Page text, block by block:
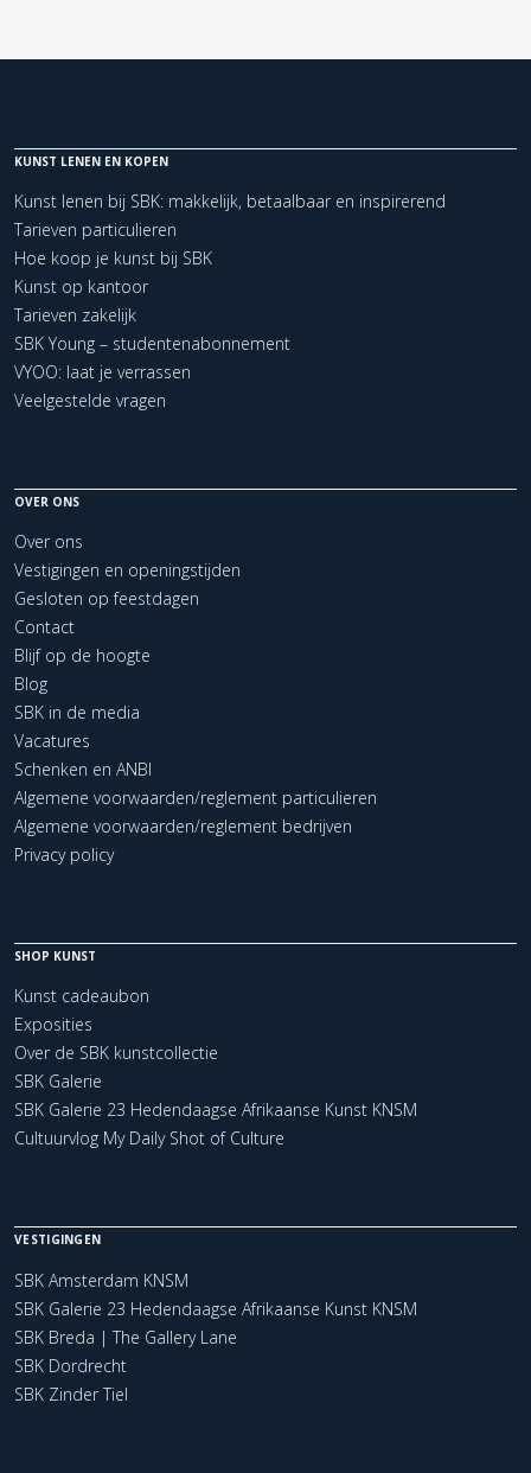
KUNST LENEN EN KOPEN
Kunst lenen bij SBK: makkelijk, betaalbaar en inspirerend
Tarieven particulieren
Hoe koop je kunst bij SBK
Kunst op kantoor
Tarieven zakelijk
SBK Young – studentenabonnement
VYOO: laat je verrassen
Veelgestelde vragen
OVER ONS
Over ons
Vestigingen en openingstijden
Gesloten op feestdagen
Contact
Blijf op de hoogte
Blog
SBK in de media
Vacatures
Schenken en ANBI
Algemene voorwaarden/reglement particulieren
Algemene voorwaarden/reglement bedrijven
Privacy policy
SHOP KUNST
Kunst cadeaubon
Exposities
Over de SBK kunstcollectie
SBK Galerie
SBK Galerie 23 Hedendaagse Afrikaanse Kunst KNSM
Cultuurvlog My Daily Shot of Culture
VESTIGINGEN
SBK Amsterdam KNSM
SBK Galerie 23 Hedendaagse Afrikaanse Kunst KNSM
SBK Breda | The Gallery Lane
SBK Dordrecht
SBK Zinder Tiel